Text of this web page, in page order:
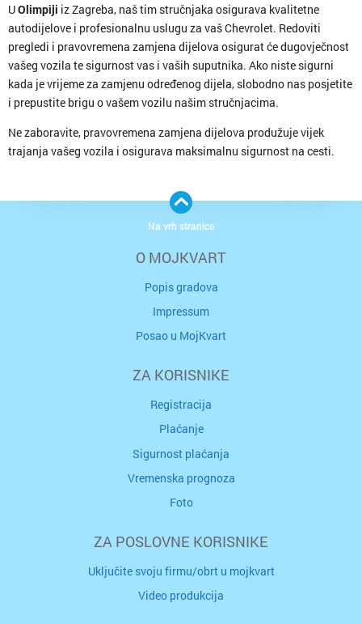
UOlimpiji iz Zagreba, naš tim stručnjaka osigurava kvalitetne
autodijelove i profesionalnu uslugu za vaš Chevrolet. Redoviti
pregledi i pravovremena zamjena dijelova osigurat će dugovječnost
vašeg vozila te sigurnost vas i vaših suputnika. Ako niste sigurni
kada je vrijeme za zamjenu određenog dijela, slobodno nas posjetite
i prepustite brigu o vašem vozilu našim stručnjacima.
Ne zaboravite, pravovremena zamjena dijelova produžuje vijek
trajanja vašeg vozila i osigurava maksimalnu sigurnost na cesti.
O MOJKVART
Popis gradova
Impressum
Posao u MojKvart
ZA KORISNIKE
Registracija
Plaćanje
Sigurnost plaćanja
Vremenska prognoza
Foto
ZA POSLOVNE KORISNIKE
Uključite svoju firmu/obrt u mojkvart
Video produkcija
Na vrh stranice